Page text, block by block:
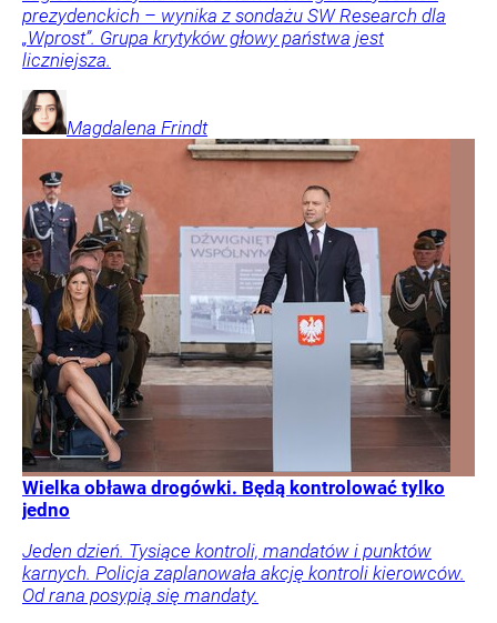
prezydenckich – wynika z sondażu SW Research dla
„Wprost”. Grupa krytyków głowy państwa jest
liczniejsza.
Magdalena Frindt
Wielka obława drogówki. Będą kontrolować tylko
jedno
Jeden dzień. Tysiące kontroli, mandatów i punktów
karnych. Policja zaplanowała akcję kontroli kierowców.
Od rana posypią się mandaty.